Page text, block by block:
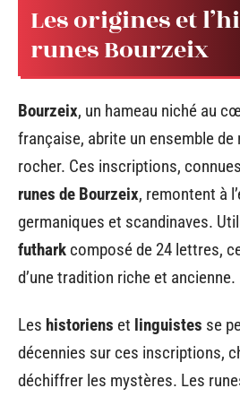
Les origines et
runes Bourzeix
Bourzeix, un hameau niché au
française, abrite un ensemble de
rocher. Ces inscriptions,
runes de Bourzeix, remontent à
germaniques et scandinaves.
futhark composé de 24 lettres,
d’une tradition riche et ancienne.
Les historiens et linguistes se
décennies sur ces inscriptions,
déchiffrer les mystères. Les